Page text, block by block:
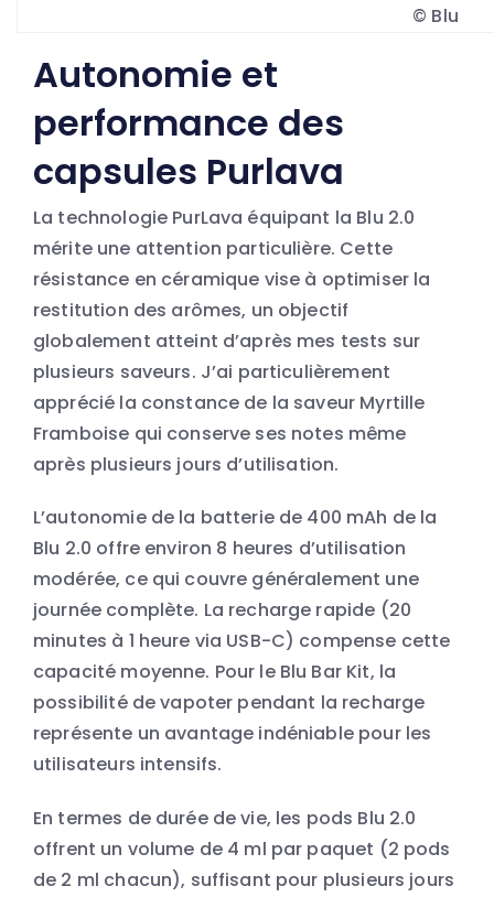
© Blu
Autonomie et
performance des
capsules Purlava
La technologie PurLava équipant la Blu 2.0
mérite une attention particulière. Cette
résistance en céramique vise à optimiser la
restitution des arômes, un objectif
globalement atteint d’après mes tests sur
plusieurs saveurs. J’ai particulièrement
apprécié la constance de la saveur Myrtille
Framboise qui conserve ses notes même
après plusieurs jours d’utilisation.
L’autonomie de la batterie de 400 mAh de la
Blu 2.0 offre environ 8 heures d’utilisation
modérée, ce qui couvre généralement une
journée complète. La recharge rapide (20
minutes à 1 heure via USB-C) compense cette
capacité moyenne. Pour le Blu Bar Kit, la
possibilité de vapoter pendant la recharge
représente un avantage indéniable pour les
utilisateurs intensifs.
En termes de durée de vie, les pods Blu 2.0
offrent un volume de 4 ml par paquet (2 pods
de 2 ml chacun), suffisant pour plusieurs jours